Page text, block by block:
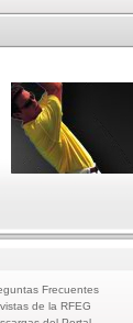
Frecuentes
de la RFEG